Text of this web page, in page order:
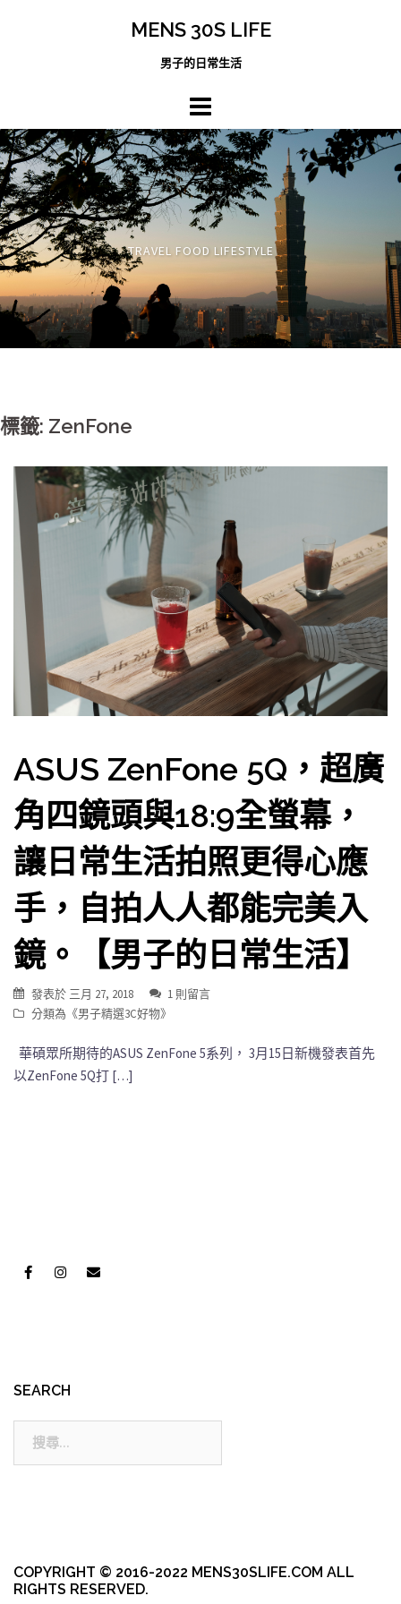
MENS 30S LIFE
男子的日常生活
TRAVEL FOOD LIFESTYLE
標籤: ZenFone
ASUS ZenFone 5Q，超廣
角四鏡頭與18:9全螢幕，
讓日常生活拍照更得心應
手，自拍人人都能完美入
鏡。【男子的日常生活】
發表於 三月 27, 2018
1 則留言
分類為《男子精選3C好物》
華碩眾所期待的ASUS ZenFone 5系列， 3月15日新機發表首先
以ZenFone 5Q打 […]
SEARCH
COPYRIGHT © 2016-2022 MENS30SLIFE.COM ALL
RIGHTS RESERVED.